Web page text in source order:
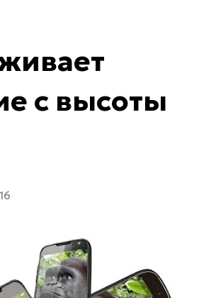
с высоты